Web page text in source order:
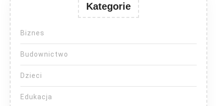
Kategorie
Biznes
Budownictwo
Dzieci
Edukacja